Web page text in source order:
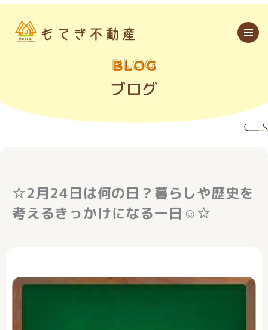
内
BLOG
ブログ
☆2月24日は何の日？暮らしや歴史を
考えるきっかけになる一日☺☆